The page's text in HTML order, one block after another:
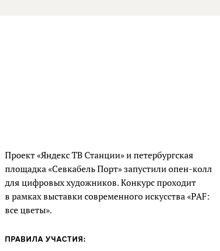
Проект «Яндекс ТВ Станции» и петербургская
площадка «Севкабель Порт» запустили опен-колл
для цифровых художников. Конкурс проходит
в рамках выставки современного искусства «PAF:
все цветы».
ПРАВИЛА УЧАСТИЯ: